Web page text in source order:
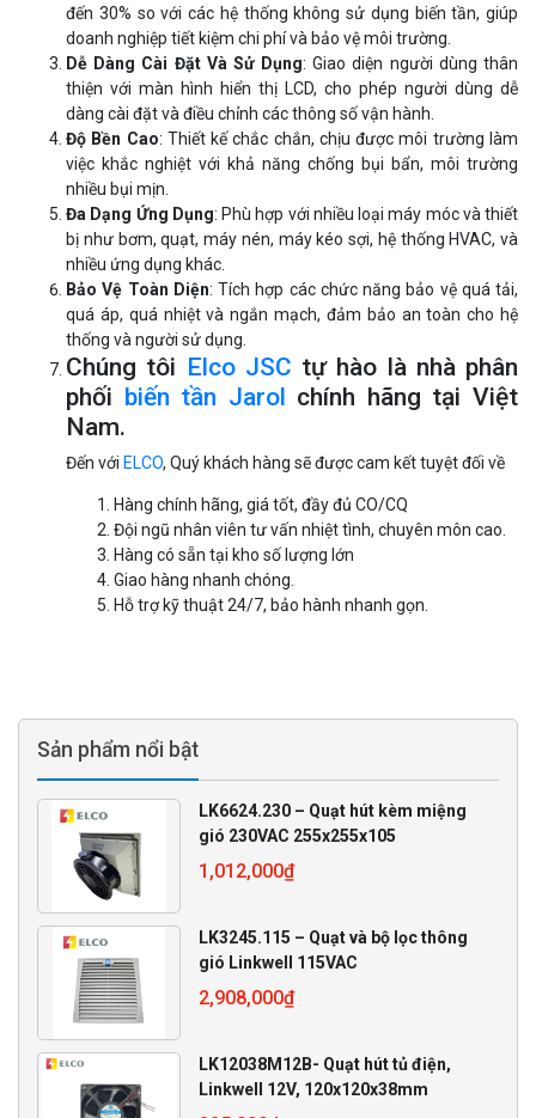
đến 30% so với các hệ thống không sử dụng biến tần, giúp
doanh nghiệp tiết kiệm chi phí và bảo vệ môi trường.
Dễ Dàng Cài Đặt Và Sử Dụng: Giao diện người dùng thân
thiện với màn hình hiển thị LCD, cho phép người dùng dễ
dàng cài đặt và điều chỉnh các thông số vận hành.
Độ Bền Cao: Thiết kế chắc chắn, chịu được môi trường làm
việc khắc nghiệt với khả năng chống bụi bẩn, môi trường
nhiều bụi mịn.
Đa Dạng Ứng Dụng: Phù hợp với nhiều loại máy móc và thiết
bị như bơm, quạt, máy nén, máy kéo sợi, hệ thống HVAC, và
nhiều ứng dụng khác.
Bảo Vệ Toàn Diện: Tích hợp các chức năng bảo vệ quá tải,
quá áp, quá nhiệt và ngắn mạch, đảm bảo an toàn cho hệ
thống và người sử dụng.
Chúng tôi Elco JSC tự hào là nhà phân
phối biến tần Jarol chính hãng tại Việt
Nam.
Đến với ELCO, Quý khách hàng sẽ được cam kết tuyệt đối về
Hàng chính hãng, giá tốt, đầy đủ CO/CQ
Đội ngũ nhân viên tư vấn nhiệt tình, chuyên môn cao.
Hàng có sẵn tại kho số lượng lớn
Giao hàng nhanh chóng.
Hỗ trợ kỹ thuật 24/7, bảo hành nhanh gọn.
Sản phẩm nổi bật
LK6624.230 – Quạt hút kèm miệng
gió 230VAC 255x255x105
1,012,000₫
LK3245.115 – Quạt và bộ lọc thông
gió Linkwell 115VAC
2,908,000₫
LK12038M12B- Quạt hút tủ điện,
Linkwell 12V, 120x120x38mm